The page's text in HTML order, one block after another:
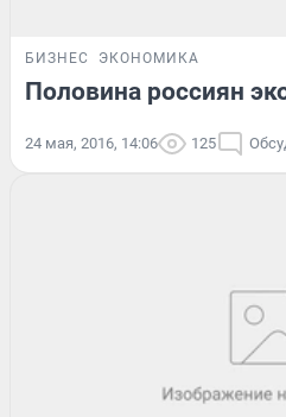
БИЗНЕС ЭКОНОМИКА
Половина россиян
24 мая, 2016, 14:06 125